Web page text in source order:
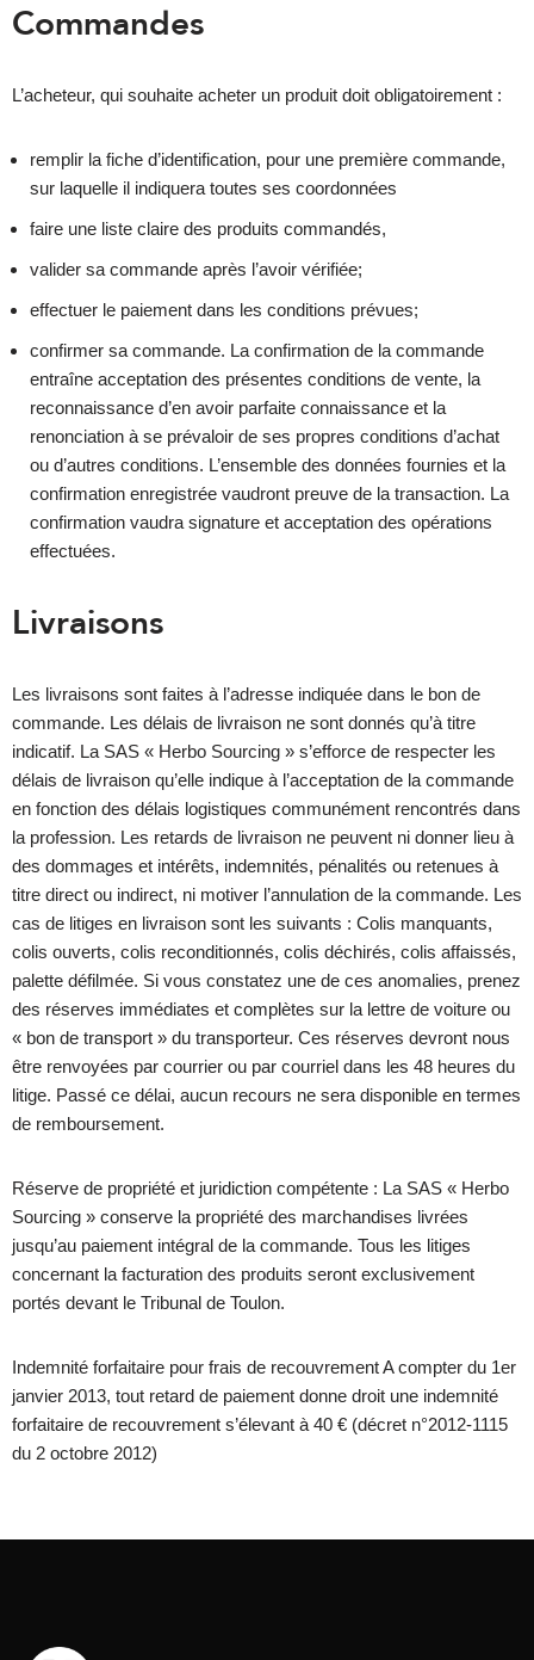
Commandes
L’acheteur, qui souhaite acheter un produit doit obligatoirement :
remplir la fiche d’identification, pour une première commande,
sur laquelle il indiquera toutes ses coordonnées
faire une liste claire des produits commandés,
valider sa commande après l’avoir vérifiée;
effectuer le paiement dans les conditions prévues;
confirmer sa commande. La confirmation de la commande
entraîne acceptation des présentes conditions de vente, la
reconnaissance d’en avoir parfaite connaissance et la
renonciation à se prévaloir de ses propres conditions d’achat
ou d’autres conditions. L’ensemble des données fournies et la
confirmation enregistrée vaudront preuve de la transaction. La
confirmation vaudra signature et acceptation des opérations
effectuées.
Livraisons
Les livraisons sont faites à l’adresse indiquée dans le bon de
commande. Les délais de livraison ne sont donnés qu’à titre
indicatif. La SAS « Herbo Sourcing » s’efforce de respecter les
délais de livraison qu’elle indique à l’acceptation de la commande
en fonction des délais logistiques communément rencontrés dans
la profession. Les retards de livraison ne peuvent ni donner lieu à
des dommages et intérêts, indemnités, pénalités ou retenues à
titre direct ou indirect, ni motiver l’annulation de la commande. Les
cas de litiges en livraison sont les suivants : Colis manquants,
colis ouverts, colis reconditionnés, colis déchirés, colis affaissés,
palette défilmée. Si vous constatez une de ces anomalies, prenez
des réserves immédiates et complètes sur la lettre de voiture ou
« bon de transport » du transporteur. Ces réserves devront nous
être renvoyées par courrier ou par courriel dans les 48 heures du
litige. Passé ce délai, aucun recours ne sera disponible en termes
de remboursement.
Réserve de propriété et juridiction compétente : La SAS « Herbo
Sourcing » conserve la propriété des marchandises livrées
jusqu’au paiement intégral de la commande. Tous les litiges
concernant la facturation des produits seront exclusivement
portés devant le Tribunal de Toulon.
Indemnité forfaitaire pour frais de recouvrement A compter du 1er
janvier 2013, tout retard de paiement donne droit une indemnité
forfaitaire de recouvrement s’élevant à 40 € (décret n°2012-1115
du 2 octobre 2012)